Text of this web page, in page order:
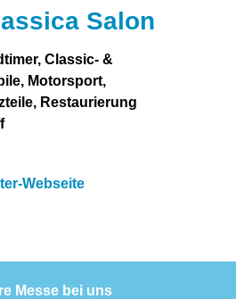
Salon
Classic- &
Motorsport,
Restaurierung
Webseite
Messe bei uns